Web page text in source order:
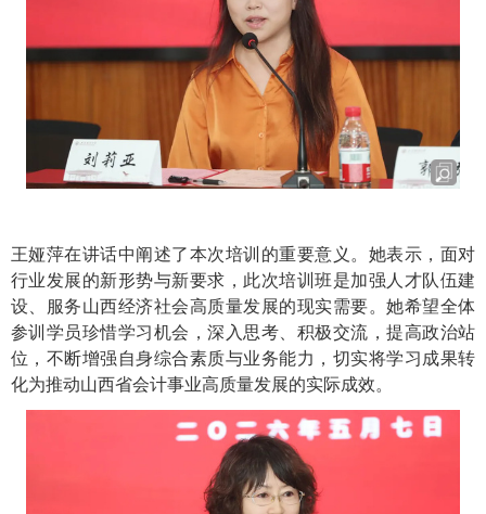
王娅萍在讲话中阐述了本次培训的重要意义。她表示，面对
行业发展的新形势与新要求，此次培训班是加强人才队伍建
设、服务山西经济社会高质量发展的现实需要。她希望全体
参训学员珍惜学习机会，深入思考、积极交流，提高政治站
位，不断增强自身综合素质与业务能力，切实将学习成果转
化为推动山西省会计事业高质量发展的实际成效。